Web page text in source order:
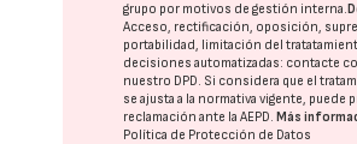
grupo por motivos de gestión interna.
Acceso, rectificación, oposición,
portabilidad, limitación del
decisiones automatizadas: contacte
nuestro DPD. Si considera que el
se ajusta a la normativa vigente, puede
reclamación ante laAEPD.Más
Política de Protección de Datos